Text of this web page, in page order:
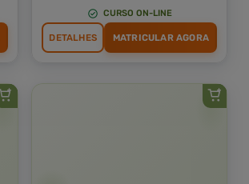
CURSO ON-LINE
DETALHES MATRICULAR AGORA